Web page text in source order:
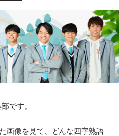
です。
画像を見て、どんな四字熟語